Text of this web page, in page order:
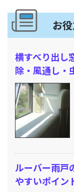
お
横すべり出し
除・風通し・
ルーバー雨戸
やすいポイン